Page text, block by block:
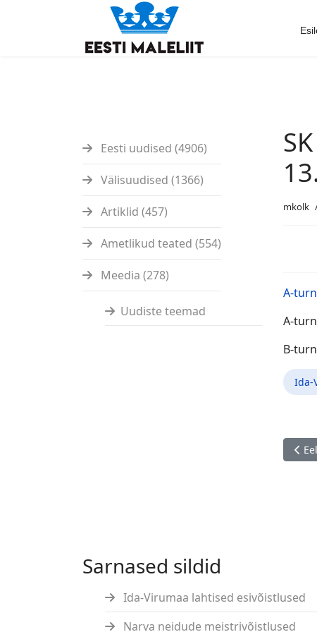
Eesti uudised (4906)
Välisuudised (1366)
Artiklid (457)
Ametlikud teated (554)
Meedia (278)
Uudiste teemad
mkolk
A-
A-
B-
Ida-
Sarnased sildid
Ida-Virumaa lahtised esivõistlused
Narva neidude meistrivõistlused